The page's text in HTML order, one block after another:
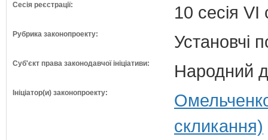
Сесія реєстрації: 10 сесія VI
Рубрика законопроекту: Установчі
Суб'єкт права законодавчої ініціативи: Народний
Ініціатор(и) законопроекту:
скликання)